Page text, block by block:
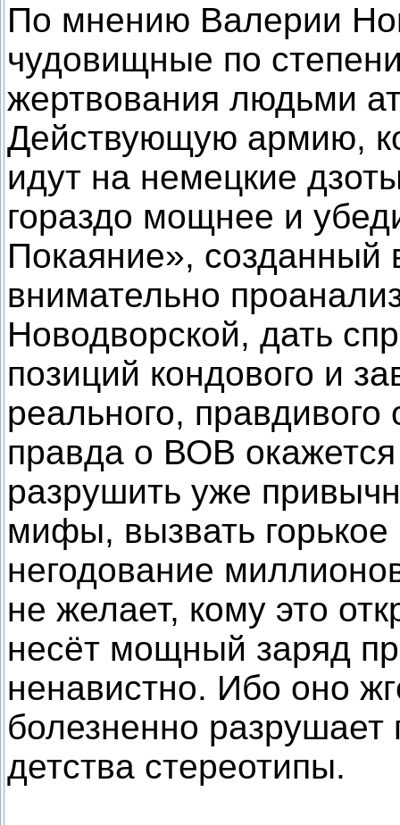
По мнению Валерии
чудовищные по
жертвования людьми
Действующую армию,
идут на немецкие
гораздо мощнее и
Покаяние», созданный
внимательно
Новодворской, дать
позиций кондового и
реального,
правда о ВОВ
разрушить уже
мифы, вызвать горькое
негодование
не желает, кому это
несёт мощный заряд
ненавистно. Ибо оно
болезненно
детства стереотипы.